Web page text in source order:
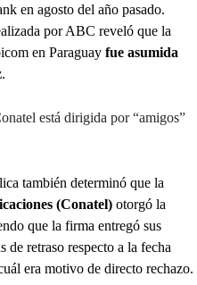
en agosto del año pasado.
por ABC reveló que la
en Paraguay fue asumida
.
está dirigida por “amigos”
también determinó que la
(Conatel) otorgó la
que la firma entregó sus
de retraso respecto a la fecha
era motivo de directo rechazo.